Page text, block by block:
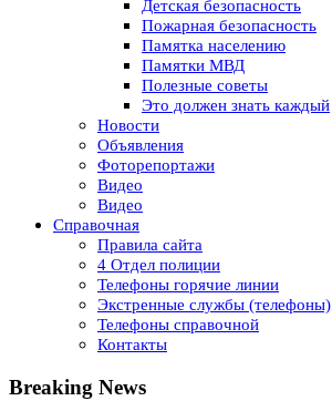
Детская безопасность
Пожарная безопасность
Памятка населению
Памятки МВД
Полезные советы
Это должен знать каждый
Новости
Объявления
Фоторепортажи
Видео
Видео
Справочная
Правила сайта
4 Отдел полиции
Телефоны горячие линии
Экстренные службы (телефоны)
Телефоны справочной
Контакты
Breaking News